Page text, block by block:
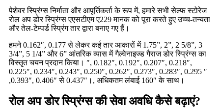
पेशेवर स्प्रिंग्स निर्माता और आपूर्तिकर्ता के रूप में, हमारे सभी सेल्फ स्टोरेज
रोल अप डोर स्प्रिंग्स एएसटीएम ए229 मानक को पूरा करते हुए उच्च-तन्यता
और तेल-टेम्पर्ड स्प्रिंग तार द्वारा बनाए गए हैं।
हमने 0.162″, 0.177 से लेकर कई तार आकारों में 1.75”, 2”, 2 5/8”, 3
3/4”, 5 1/4” और 6” आंतरिक व्यास में गैल्वेनाइज्ड गैराज डोर स्प्रिंग्स का
विस्तृत चयन प्रदान किया। ″, 0.182″, 0.192″, 0.207″, 0.218″,
0.225″, 0.234″, 0.243″, 0.250″, 0.262″, 0.273″, 0.283″, 0.295 ″
,0.393″, 0.406″ से 0.437″।, अधिकतम लंबाई 160″ के साथ।
रोल अप डोर स्प्रिंग्स की सेवा अवधि कैसे बढ़ाएं?